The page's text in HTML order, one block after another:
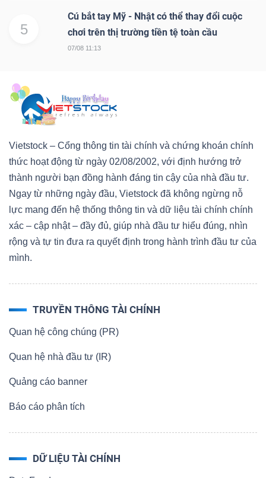
5
Cú bắt tay Mỹ - Nhật có thể thay đổi cuộc
chơi trên thị trường tiền tệ toàn cầu
07/08 11:13
Vietstock – Cổng thông tin tài chính và chứng khoán chính
thức hoạt động từ ngày 02/08/2002, với định hướng trở
thành người bạn đồng hành đáng tin cậy của nhà đầu tư.
Ngay từ những ngày đầu, Vietstock đã không ngừng nỗ
lực mang đến hệ thống thông tin và dữ liệu tài chính chính
xác – cập nhật – đầy đủ, giúp nhà đầu tư hiểu đúng, nhìn
rộng và tự tin đưa ra quyết định trong hành trình đầu tư của
mình.
TRUYỀN THÔNG TÀI CHÍNH
Quan hệ công chúng (PR)
Quan hệ nhà đầu tư (IR)
Quảng cáo banner
Báo cáo phân tích
DỮ LIỆU TÀI CHÍNH